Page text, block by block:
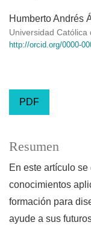
Humberto Andrés
Universidad
http://orcid.org/0000-
PDF
Resumen
En este artículo
conocimientos
formación para
ayude a sus